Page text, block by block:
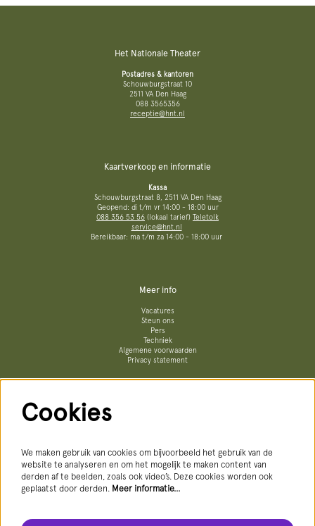
Het Nationale Theater
Postadres & kantoren
Schouwburgstraat 10
2511 VA Den Haag
088 3565356
receptie@hnt.nl
Kaartverkoop en informatie
Kassa
Schouwburgstraat 8, 2511 VA Den Haag
Geopend: di t/m vr 14:00 - 18:00 uur
088 356 53 56 (lokaal tarief) Teletolk
service@hnt.nl
Bereikbaar: ma t/m za 14:00 - 18:00 uur
Meer info
Vacatures
Steun ons
Pers
Techniek
Algemene voorwaarden
Privacy statement
Cookies
We maken gebruik van cookies om bijvoorbeeld het gebruik van de
website te analyseren en om het mogelijk te maken content van
derden af te beelden, zoals ook video’s. Deze cookies worden ook
geplaatst door derden. Meer informatie…